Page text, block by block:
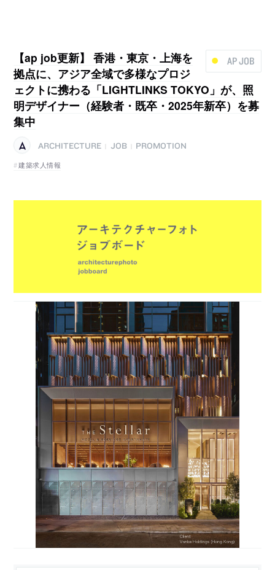
AP JOB
【ap job更新】 香港・東京・上海を
拠点に、アジア全域で多様なプロジ
ェクトに携わる「LIGHTLINKS TOKYO」が、照
明デザイナー（経験者・既卒・2025年新卒）を募
集中
ARCHITECTURE JOB
PROMOTION
建築求人情報